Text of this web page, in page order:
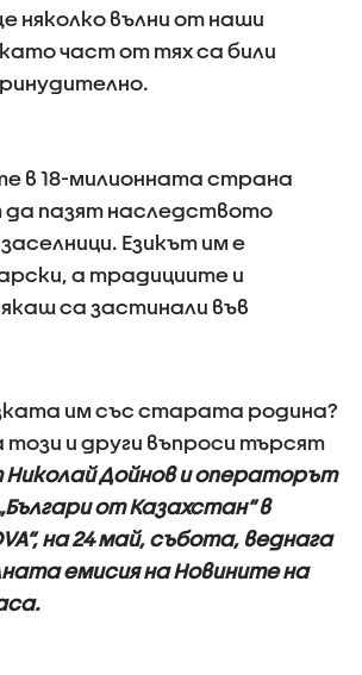
няколко вълни от наши
част от тях са били
в 18-милионната страна
пазят наследството
Езикът им е
а традициите и
са застинали във
им със старата родина?
и други въпроси търсят
Дойнов и операторът
от Казахстан“ в
на 24 май, събота, веднага
емисия на Новините на